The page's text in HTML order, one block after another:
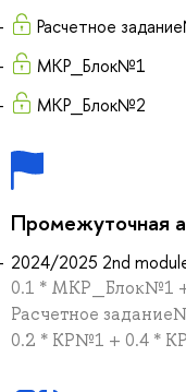
Расчетное
МКР_Блок№1
МКР_Блок№2
Промежуточная
2024/2025 2nd
0.1 * МКР_Блок№1
Расчетное
0.2 * КР№1 + 0.4 *